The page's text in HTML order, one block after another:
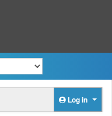
Log in